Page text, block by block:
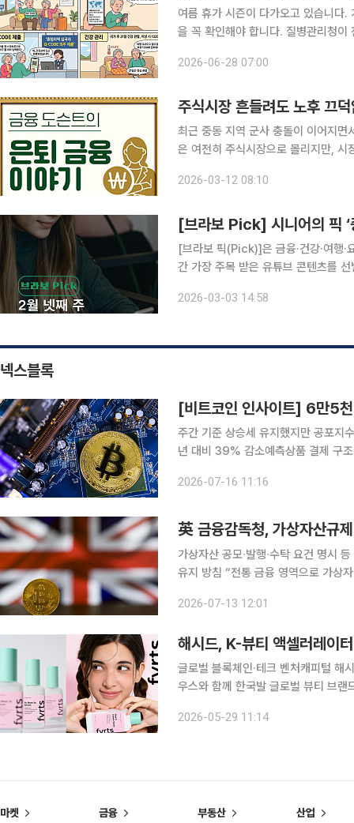
여름 휴가 시즌이 다가오고 있습니다
을 꼭 확인해야 합니다. ​질병관리청이 전 세계 감염병 유행 상황을 평가해 다음달 1일부터 적용되는
률이 높고 전염력이 강한 에볼라바이
2026-06-28 07:00
주식시장 흔들려도 노후 끄
최근 중동 지역 군사 충돌이 이어지
은 여전히 주식시장으로 몰리지만,
때는 투자 손실을 만회할 시간이 있
2026-03-12 08:10
[브라보 Pick] 시니어의 픽 ‘
[브라보 픽(Pick)]은 금융·건강·여행
간 가장 주목 받은 유튜브 콘텐츠를
유튜브 주요 채널의 조회 흐름과 포털
2026-03-03 14:58
넥스블록
[비트코인 인사이트] 6만5
주간 기준 상승세 유지했지만 공포지
년 대비 39% 감소예측상품 결제 구조 논란
환경 완화 기대와 현물 상장지수펀드
2026-07-16 11:16
英 금융감독청, 가상자산규
가상자산 공모∙발행∙수탁 요건 명시
유지 방침 “전통 금융 영역으로 가상
기대된다. 브렉시트 결정 후 선
2026-07-13 12:01
해시드, K-뷰티 액셀러레이
글로벌 블록체인·테크 벤처캐피털 해
우스와 함께 한국발 글로벌 뷰티 브랜드
운영·유통 인프라를 확보한다는 계획
2026-05-29 11:14
마켓 금융 부동산 산업